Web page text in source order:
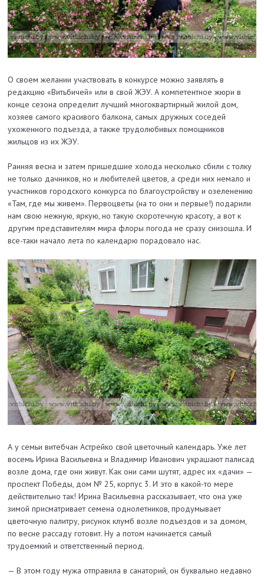
О своем желании участвовать в конкурсе можно заявлять в
редакцию «Витьбичей» или в свой ЖЭУ. А компетентное жюри в
конце сезона определит лучший многоквартирный жилой дом,
хозяев самого красивого балкона, самых дружных соседей
ухоженного подъезда, а также трудолюбивых помощников
жильцов из их ЖЭУ.
Ранняя весна и затем пришедшие холода несколько сбили с толку
не только дачников, но и любителей цветов, а среди них немало и
участников городского конкурса по благоустройству и озеленению
«Там, где мы живем». Первоцветы (на то они и первые!) подарили
нам свою нежную, яркую, но такую скоротечную красоту, а вот к
другим представителям мира флоры погода не сразу снизошла. И
все-таки начало лета по календарю порадовало нас.
А у семьи витебчан Астрейко свой цветочный календарь. Уже лет
восемь Ирина Васильевна и Владимир Иванович украшают палисад
возле дома, где они живут. Как они сами шутят, адрес их «дачи» —
проспект Победы, дом № 25, корпус 3. И это в какой-то мере
действительно так! Ирина Васильевна рассказывает, что она уже
зимой присматривает семена однолетников, продумывает
цветочную палитру, рисунок клумб возле подъездов и за домом,
по весне рассаду готовит. Ну а потом начинается самый
трудоемкий и ответственный период.
— В этом году мужа отправила в санаторий, он буквально недавно